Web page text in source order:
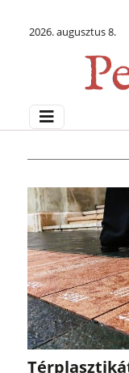
2026. augusztus 8.